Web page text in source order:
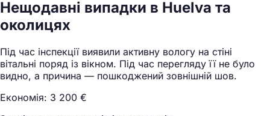
Нещодавні випадки в Huelva та
околицях
Під час інспекції виявили активну вологу на стіні
вітальні поряд із вікном. Під час перегляду її не було
видно, а причина — пошкоджений зовнішній шов.
Економія: 3 200 €